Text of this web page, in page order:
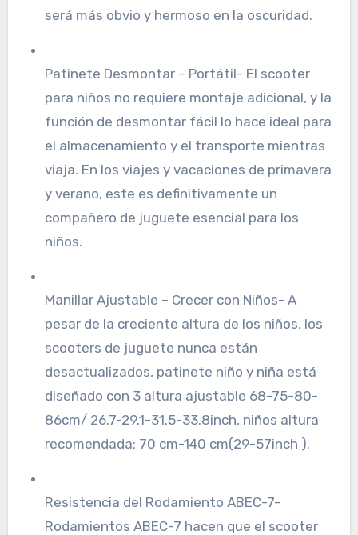
será más obvio y hermoso en la oscuridad.
Patinete Desmontar – Portátil- El scooter
para niños no requiere montaje adicional, y la
función de desmontar fácil lo hace ideal para
el almacenamiento y el transporte mientras
viaja. En los viajes y vacaciones de primavera
y verano, este es definitivamente un
compañero de juguete esencial para los
niños.
Manillar Ajustable – Crecer con Niños- A
pesar de la creciente altura de los niños, los
scooters de juguete nunca están
desactualizados, patinete niño y niña está
diseñado con 3 altura ajustable 68-75-80-
86cm/ 26.7-29.1-31.5-33.8inch, niños altura
recomendada: 70 cm-140 cm(29-57inch ).
Resistencia del Rodamiento ABEC-7-
Rodamientos ABEC-7 hacen que el scooter